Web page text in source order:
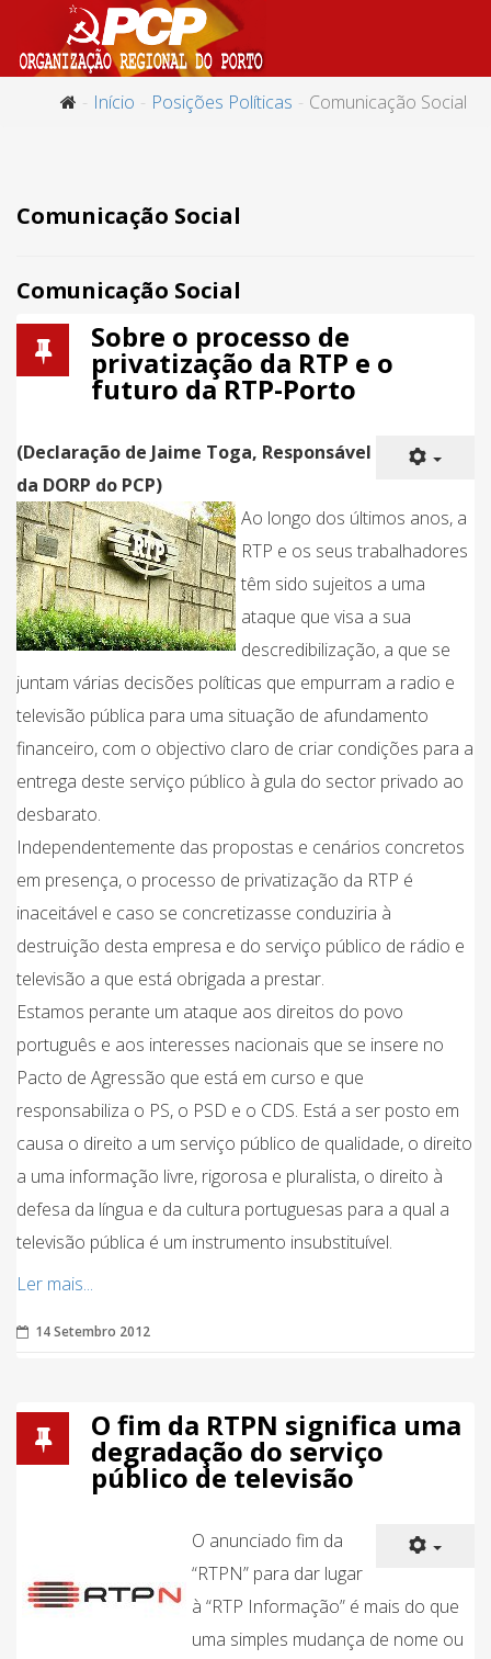
Início Posições Políticas Comunicação Social
Comunicação Social
Comunicação Social
Sobre o processo de
privatização da RTP e o
futuro da RTP-Porto
(Declaração de Jaime Toga, Responsável
da DORP do PCP)
Ao longo dos últimos anos, a
RTP e os seus trabalhadores
têm sido sujeitos a uma
ataque que visa a sua
descredibilização, a que se
juntam várias decisões políticas que empurram a radio e
televisão pública para uma situação de afundamento
financeiro, com o objectivo claro de criar condições para a
entrega deste serviço público à gula do sector privado ao
desbarato.
Independentemente das propostas e cenários concretos
em presença, o processo de privatização da RTP é
inaceitável e caso se concretizasse conduziria à
destruição desta empresa e do serviço público de rádio e
televisão a que está obrigada a prestar.
Estamos perante um ataque aos direitos do povo
português e aos interesses nacionais que se insere no
Pacto de Agressão que está em curso e que
responsabiliza o PS, o PSD e o CDS. Está a ser posto em
causa o direito a um serviço público de qualidade, o direito
a uma informação livre, rigorosa e pluralista, o direito à
defesa da língua e da cultura portuguesas para a qual a
televisão pública é um instrumento insubstituível.
Ler mais...
14 Setembro 2012
O fim da RTPN significa uma
degradação do serviço
público de televisão
O anunciado fim da
“RTPN” para dar lugar
à “RTP Informação” é mais do que
uma simples mudança de nome ou